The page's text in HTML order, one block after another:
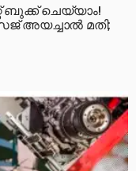
ബുക്ക് ചെയ്യാം!
അയച്ചാൽ മതി;